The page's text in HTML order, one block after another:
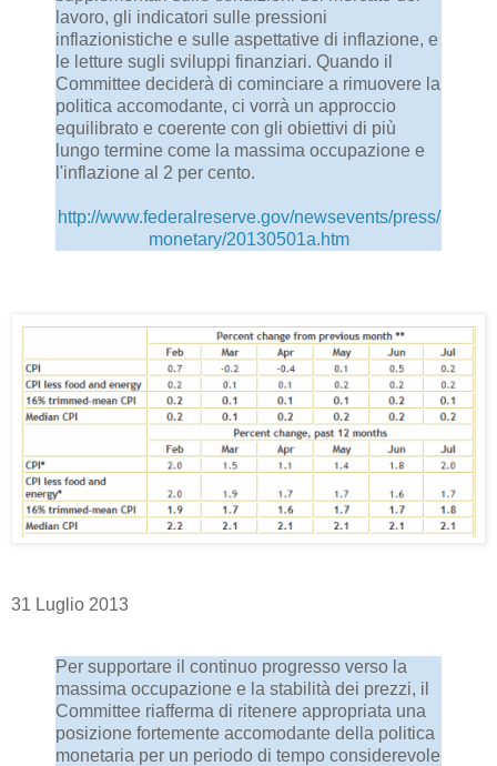
lavoro, gli indicatori sulle pressioni
inflazionistiche e sulle aspettative di inflazione, e
le letture sugli sviluppi finanziari. Quando il
Committee deciderà di cominciare a rimuovere la
politica accomodante, ci vorrà un approccio
equilibrato e coerente con gli obiettivi di più
lungo termine come la massima occupazione e
l'inflazione al 2 per cento.
http://www.federalreserve.gov/newsevents/press/
monetary/20130501a.htm
31 Luglio 2013
Per supportare il continuo progresso verso la
massima occupazione e la stabilità dei prezzi, il
Committee riafferma di ritenere appropriata una
posizione fortemente accomodante della politica
monetaria per un periodo di tempo considerevole